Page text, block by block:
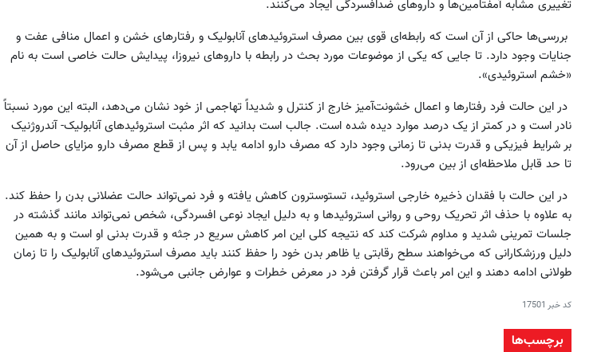
تغییری مشابه آمفتامین‌ها و داروهای ضدافسردگی ایجاد می‌کنند.
بررسی‌ها حاکی از آن است که رابطه‌ای قوی بین مصرف استروئیدهای آنابولیک و رفتارهای خشن و اعمال منافی عفت و
جنایات وجود دارد. تا جایی که یکی از موضوعات مورد بحث در رابطه با داروهای نیروزا، پیدایش حالت خاصی است به نام
«خشم استروئیدی».
در این حالت فرد رفتارها و اعمال خشونت‌آمیز خارج از کنترل و شدیداً تهاجمی از خود نشان می‌دهد، البته این مورد نسبتاً
نادر است و در کمتر از یک درصد موارد دیده شده است. جالب است بدانید که اثر مثبت استروئیدهای آنابولیک- آندروژنیک
بر شرایط فیزیکی و قدرت بدنی تا زمانی وجود دارد که مصرف دارو ادامه یابد و پس از قطع مصرف دارو مزایای حاصل از آن
تا حد قابل ملاحظه‌ای از بین می‌رود.
در این حالت با فقدان ذخیره خارجی استروئید، تستوسترون کاهش یافته و فرد نمی‌تواند حالت عضلانی بدن را حفظ کند.
به علاوه با حذف اثر تحریک روحی و روانی استروئیدها و به دلیل ایجاد نوعی افسردگی، شخص نمی‌تواند مانند گذشته در
جلسات تمرینی شدید و مداوم شرکت کند که نتیجه کلی این امر کاهش سریع در جثه و قدرت بدنی او است و به همین
دلیل ورزشکارانی که می‌خواهند سطح رقابتی یا ظاهر بدن خود را حفظ کنند باید مصرف استروئیدهای آنابولیک را تا زمان
طولانی ادامه دهند و این امر باعث قرار گرفتن فرد در معرض خطرات و عوارض جانبی می‌شود.
کد خبر 17501
برچسب‌ها